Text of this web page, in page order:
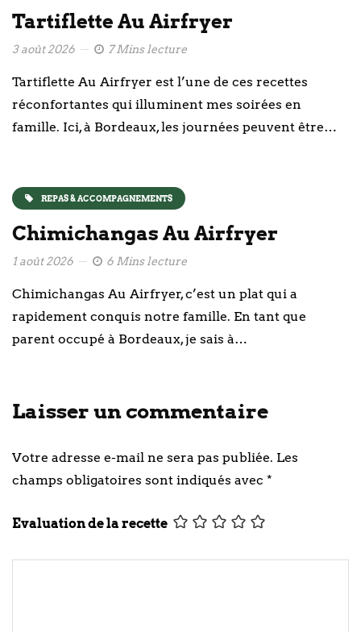
Tartiflette Au Airfryer
3 août 2026 7 Mins lecture
Tartiflette Au Airfryer est l’une de ces recettes
réconfortantes qui illuminent mes soirées en
famille. Ici, à Bordeaux, les journées peuvent être…
REPAS & ACCOMPAGNEMENTS
Chimichangas Au Airfryer
1 août 2026 6 Mins lecture
Chimichangas Au Airfryer, c’est un plat qui a
rapidement conquis notre famille. En tant que
parent occupé à Bordeaux, je sais à…
Laisser un commentaire
Votre adresse e-mail ne sera pas publiée. Les
champs obligatoires sont indiqués avec *
Evaluation de la recette